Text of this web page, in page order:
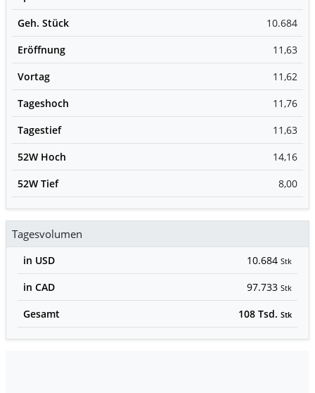
Geh. Stück
10.684
Eröffnung
11,63
Vortag
11,62
Tageshoch
11,76
Tagestief
11,63
52W Hoch
14,16
52W Tief
8,00
Tagesvolumen
in USD 10.684 Stk
in CAD 97.733 Stk
Gesamt 108 Tsd. Stk